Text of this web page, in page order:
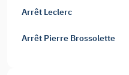
Arrêt Leclerc
Arrêt Pierre Brossolette